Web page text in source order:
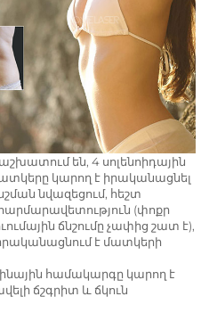
են, 4 սոլենոիդային
կարող է իրականացնել
նվազեցում, հեշտ
(փոքր
ճնշումը չափից շատ է),
է մատկերի
համակարգը կարող է
ճշգրիտ և ճկուն